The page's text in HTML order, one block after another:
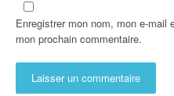
Enregistrer mon nom, mon e-mail
mon prochain commentaire.